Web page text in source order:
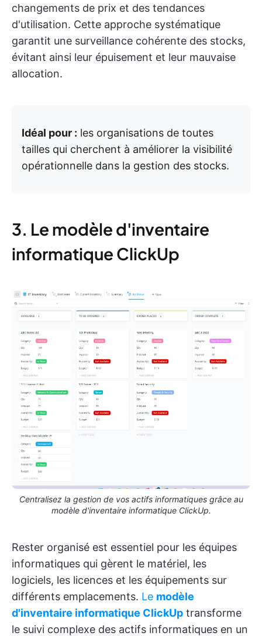
changements de prix et des tendances
d'utilisation. Cette approche systématique
garantit une surveillance cohérente des stocks,
évitant ainsi leur épuisement et leur mauvaise
allocation.
Idéal pour : les organisations de toutes
tailles qui cherchent à améliorer la visibilité
opérationnelle dans la gestion des stocks.
3. Le modèle d'inventaire
informatique ClickUp
Centralisez la gestion de vos actifs informatiques grâce au
modèle d'inventaire informatique ClickUp.
Rester organisé est essentiel pour les équipes
informatiques qui gèrent le matériel, les
logiciels, les licences et les équipements sur
différents emplacements. Le modèle
d'inventaire informatique ClickUp transforme
le suivi complexe des actifs informatiques en un